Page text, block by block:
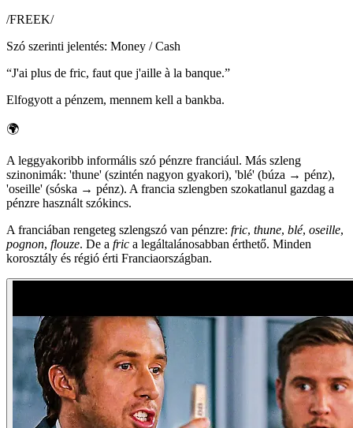
/FREEK/
Szó szerinti jelentés: Money / Cash
“J'ai plus de fric, faut que j'aille à la banque.”
Elfogyott a pénzem, mennem kell a bankba.
🌍
A leggyakoribb informális szó pénzre franciául. Más szleng
szinonimák: 'thune' (szintén nagyon gyakori), 'blé' (búza → pénz),
'oseille' (sóska → pénz). A francia szlengben szokatlanul gazdag a
pénzre használt szókincs.
A franciában rengeteg szlengszó van pénzre: fric, thune, blé, oseille,
pognon, flouze. De a fric a legáltalánosabban érthető. Minden
korosztály és régió érti Franciaországban.